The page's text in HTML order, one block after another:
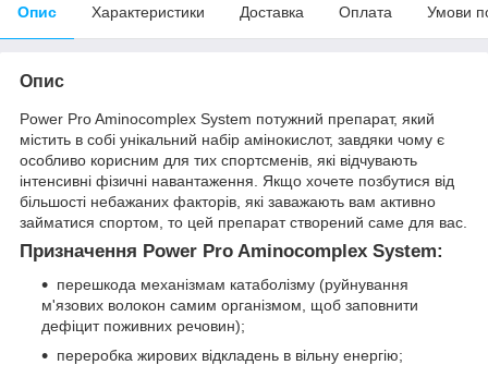
Опис Характеристики Доставка Оплата Умови
Опис
Power Pro Aminocomplex System потужний препарат, який
містить в собі унікальний набір амінокислот, завдяки чому є
особливо корисним для тих спортсменів, які відчувають
інтенсивні фізичні навантаження. Якщо хочете позбутися від
більшості небажаних факторів, які заважають вам активно
займатися спортом, то цей препарат створений саме для вас.
Призначення Power Pro Aminocomplex System:
перешкода механізмам катаболізму (руйнування
м'язових волокон самим організмом, щоб заповнити
дефіцит поживних речовин);
переробка жирових відкладень в вільну енергію;